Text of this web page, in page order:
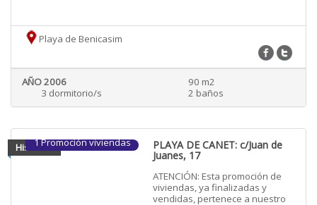
Playa de Benicasim
AÑO 2006
90 m2
3 dormitorio/s
2 baños
1 Promoción viviendas PLAYA DE CANET: c/Juan de
Juanes, 17
ATENCIÓN: Esta promoción de
viviendas, ya finalizadas y
vendidas, pertenece a nuestro
Historico